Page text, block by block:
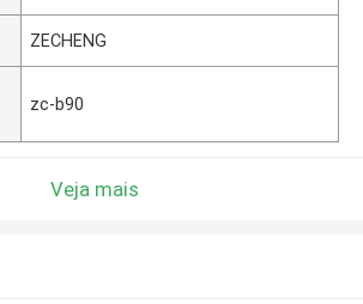
ZECHENG
zc-b90
Veja mais